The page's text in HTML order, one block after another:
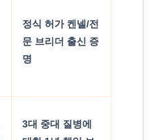
정식 허가 켄넬/전
문 브리더 출신 증
명
3대 중대 질병에